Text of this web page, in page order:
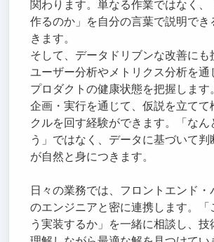
関わります。単なる作業ではなく、
作るのか」を自分の言葉で説明でき
きます。
そして、データドリブンな改善にも
ユーザー分析やメトリクス分析を通
プロダクトの健康状態を把握します
企画・実行を通じて、仮説を立てて
クルを回す経験ができます。「なん
う」ではなく、データに基づいて判
が自然と身につきます。
日々の業務では、フロントエンド・
のエンジニアと密に連携します。「
う実装するか」を一緒に相談し、技